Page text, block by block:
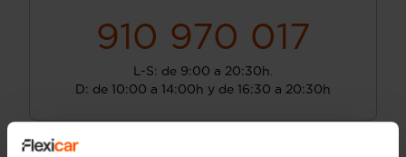
910 970 017
L-S: de 9:00 a 20:30h.
D: de 10:00 a 14:00h y de 16:30 a 20:30h